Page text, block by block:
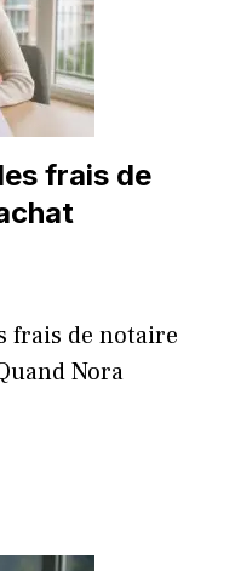
frais de
frais de notaire
Nora